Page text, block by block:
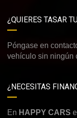
¿QUIERES TASAR
Póngase en
vehículo sin ningún
¿NECESITAS
En HAPPY CARS